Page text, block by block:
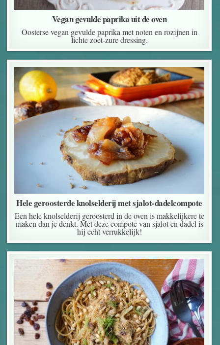
Vegan gevulde paprika uit de oven
Oosterse vegan gevulde paprika met noten en rozijnen in
lichte zoet-zure dressing.
Hele geroosterde knolselderij met sjalot-dadelcompote
Een hele knolselderij geroosterd in de oven is makkelijkere te
maken dan je denkt. Met deze compote van sjalot en dadel is
hij echt verrukkelijk!